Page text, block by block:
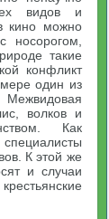
видов и
кино можно
носорогом,
такие
конфликт
один из
Межвидовая
волков и
Как
К этой же
и случаи